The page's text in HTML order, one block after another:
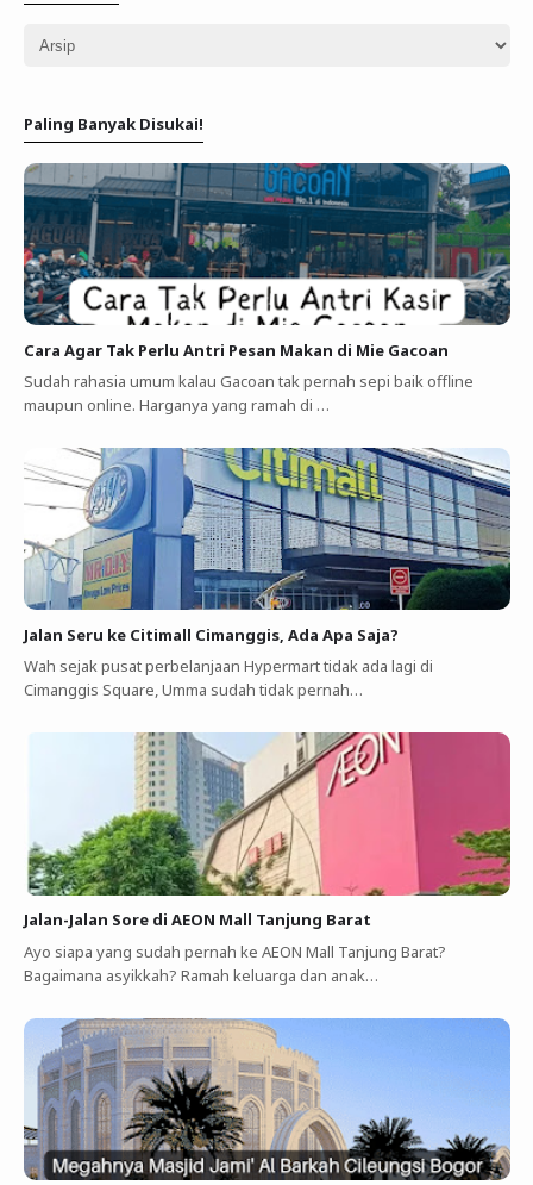
Paling Banyak Disukai!
Cara Agar Tak Perlu Antri Pesan Makan di Mie Gacoan
Sudah rahasia umum kalau Gacoan tak pernah sepi baik offline
maupun online. Harganya yang ramah di …
Jalan Seru ke Citimall Cimanggis, Ada Apa Saja?
Wah sejak pusat perbelanjaan Hypermart tidak ada lagi di
Cimanggis Square, Umma sudah tidak pernah…
Jalan-Jalan Sore di AEON Mall Tanjung Barat
Ayo siapa yang sudah pernah ke AEON Mall Tanjung Barat?
Bagaimana asyikkah? Ramah keluarga dan anak…